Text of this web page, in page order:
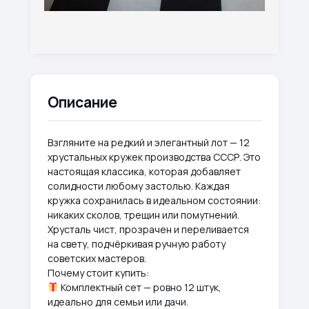
Описание
Взгляните на редкий и элегантный лот — 12
хрустальных кружек производства СССР. Это
настоящая классика, которая добавляет
солидности любому застолью. Каждая
кружка сохранилась в идеальном состоянии:
никаких сколов, трещин или помутнений.
Хрусталь чист, прозрачен и переливается
на свету, подчёркивая ручную работу
советских мастеров.
Почему стоит купить:
Комплектный сет — ровно 12 штук,
идеально для семьи или дачи.